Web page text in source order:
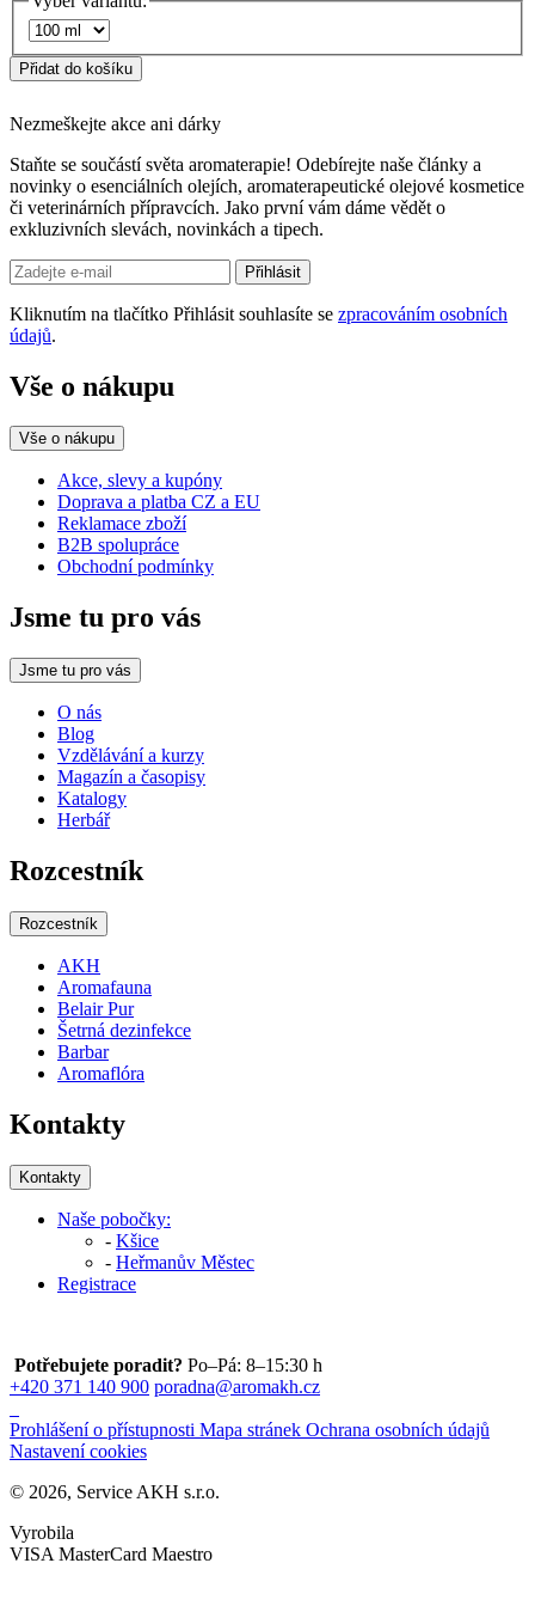
Přidat do košíku
Nezmeškejte akce ani dárky
Staňte se součástí světa aromaterapie! Odebírejte naše články a
novinky o esenciálních olejích, aromaterapeutické olejové kosmetice
či veterinárních přípravcích. Jako první vám dáme vědět o
exkluzivních slevách, novinkách a tipech.
Přihlásit
Kliknutím na tlačítko Přihlásit souhlasíte se zpracováním osobních
údajů.
Vše o nákupu
Vše o nákupu
Akce, slevy a kupóny
Doprava a platba CZ a EU
Reklamace zboží
B2B spolupráce
Obchodní podmínky
Jsme tu pro vás
Jsme tu pro vás
O nás
Blog
Vzdělávání a kurzy
Magazín a časopisy
Katalogy
Herbář
Rozcestník
Rozcestník
AKH
Aromafauna
Belair Pur
Šetrná dezinfekce
Barbar
Aromaflóra
Kontakty
Kontakty
Naše pobočky:
- Kšice
- Heřmanův Městec
Registrace
Potřebujete poradit? Po–Pá: 8–15:30 h
+420 371 140 900 poradna@aromakh.cz
Prohlášení o přístupnosti Mapa stránek Ochrana osobních údajů
Nastavení cookies
© 2026, Service AKH s.r.o.
Vyrobila
VISA MasterCard Maestro